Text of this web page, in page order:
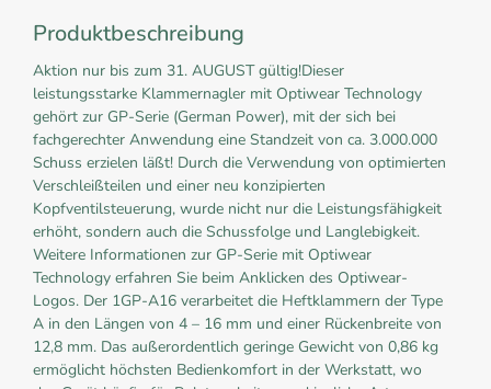
Produktbeschreibung
Aktion nur bis zum 31. AUGUST gültig!Dieser
leistungsstarke Klammernagler mit Optiwear Technology
gehört zur GP-Serie (German Power), mit der sich bei
fachgerechter Anwendung eine Standzeit von ca. 3.000.000
Schuss erzielen läßt! Durch die Verwendung von optimierten
Verschleißteilen und einer neu konzipierten
Kopfventilsteuerung, wurde nicht nur die Leistungsfähigkeit
erhöht, sondern auch die Schussfolge und Langlebigkeit.
Weitere Informationen zur GP-Serie mit Optiwear
Technology erfahren Sie beim Anklicken des Optiwear-
Logos. Der 1GP-A16 verarbeitet die Heftklammern der Type
A in den Längen von 4 – 16 mm und einer Rückenbreite von
12,8 mm. Das außerordentlich geringe Gewicht von 0,86 kg
ermöglicht höchsten Bedienkomfort in der Werkstatt, wo